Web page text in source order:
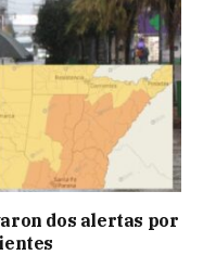
dos alertas por